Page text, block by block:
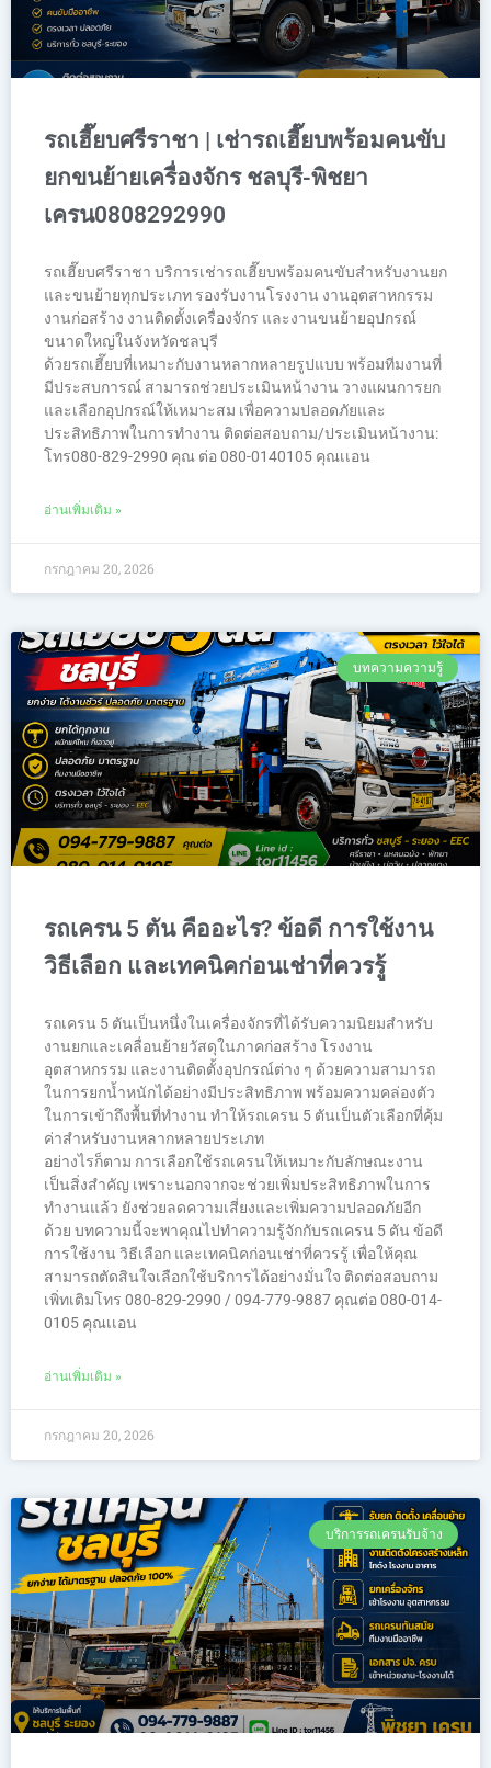
รถเฮี๊ยบศรีราชา | เช่ารถเฮี๊ยบพร้อมคนขับ
ยกขนย้ายเครื่องจักร ชลบุรี-พิชยา
เครน0808292990
รถเฮี๊ยบศรีราชา บริการเช่ารถเฮี๊ยบพร้อมคนขับสำหรับงานยก
และขนย้ายทุกประเภท รองรับงานโรงงาน งานอุตสาหกรรม
งานก่อสร้าง งานติดตั้งเครื่องจักร และงานขนย้ายอุปกรณ์
ขนาดใหญ่ในจังหวัดชลบุรี
ด้วยรถเฮี๊ยบที่เหมาะกับงานหลากหลายรูปแบบ พร้อมทีมงานที่
มีประสบการณ์ สามารถช่วยประเมินหน้างาน วางแผนการยก
และเลือกอุปกรณ์ให้เหมาะสม เพื่อความปลอดภัยและ
ประสิทธิภาพในการทำงาน ติดต่อสอบถาม/ประเมินหน้างาน:
โทร080-829-2990 คุณ ต่อ 080-0140105 คุณเเอน
อ่านเพิ่มเติม »
กรกฎาคม 20, 2026
บทความความรู้
รถเครน 5 ตัน คืออะไร? ข้อดี การใช้งาน
วิธีเลือก และเทคนิคก่อนเช่าที่ควรรู้
รถเครน 5 ตันเป็นหนึ่งในเครื่องจักรที่ได้รับความนิยมสำหรับ
งานยกและเคลื่อนย้ายวัสดุในภาคก่อสร้าง โรงงาน
อุตสาหกรรม และงานติดตั้งอุปกรณ์ต่าง ๆ ด้วยความสามารถ
ในการยกน้ำหนักได้อย่างมีประสิทธิภาพ พร้อมความคล่องตัว
ในการเข้าถึงพื้นที่ทำงาน ทำให้รถเครน 5 ตันเป็นตัวเลือกที่คุ้ม
ค่าสำหรับงานหลากหลายประเภท
อย่างไรก็ตาม การเลือกใช้รถเครนให้เหมาะกับลักษณะงาน
เป็นสิ่งสำคัญ เพราะนอกจากจะช่วยเพิ่มประสิทธิภาพในการ
ทำงานแล้ว ยังช่วยลดความเสี่ยงและเพิ่มความปลอดภัยอีก
ด้วย บทความนี้จะพาคุณไปทำความรู้จักกับรถเครน 5 ตัน ข้อดี
การใช้งาน วิธีเลือก และเทคนิคก่อนเช่าที่ควรรู้ เพื่อให้คุณ
สามารถตัดสินใจเลือกใช้บริการได้อย่างมั่นใจ ติดต่อสอบถาม
เพิ่ทเติมโทร 080-829-2990 / 094-779-9887 คุณต่อ 080-014-
0105 คุณเเอน
อ่านเพิ่มเติม »
กรกฎาคม 20, 2026
บริการรถเครนรับจ้าง